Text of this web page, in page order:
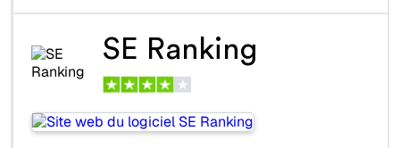
SE Ranking